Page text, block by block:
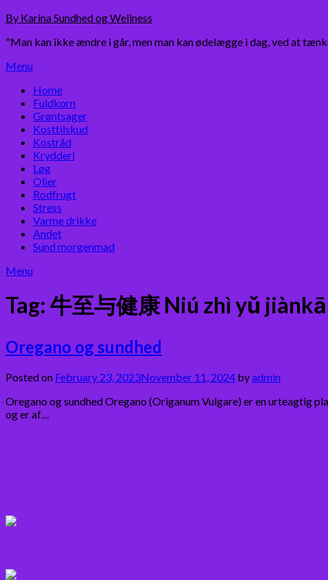
Skip
content
By Karina Sundhed og Wellness
"Man kan ikke ændre i går, men man kan ødelægge i dag, ved at
Menu
Home
Fuldkorn
Grøntsager
Kosttilskud
Kostråd
Krydderi
Løg
Olier
Rodfrugt
Stress
Varme drikke
Andet
Sund morgenmad
Menu
Tag: 牛至与健康 Niú zhì yǔ
Oregano og sundhed
Posted on February 23, 2023November 11, 2024 byadmin
Oregano og sundhed Oregano (Origanum Vulgare) er en urteagtig
og er af…